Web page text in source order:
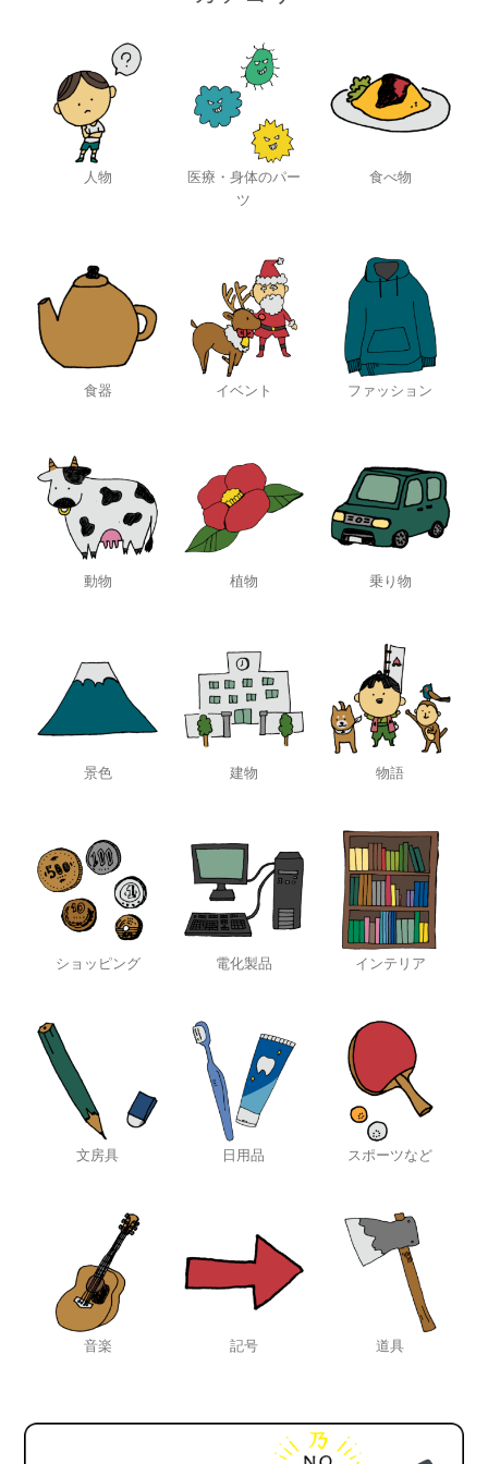
人物
医療・身体のパー
ツ
食べ物
食器 イベント ファッション
動物 植物 乗り物
景色 建物 物語
ショッピング 電化製品 インテリア
文房具 日用品 スポーツなど
音楽 記号 道具